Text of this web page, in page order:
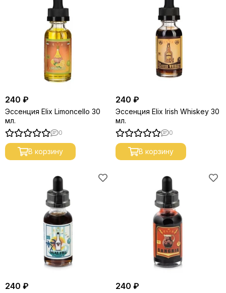
240 ₽
Эссенция Elix Limoncello 30
мл.
0
В корзину
240 ₽
Эссенция Elix Irish Whiskey 30
мл.
0
В корзину
240 ₽ 240 ₽